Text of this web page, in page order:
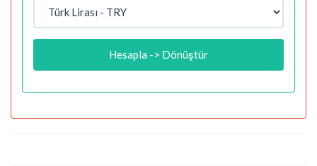
Hesapla -> Dönüştür